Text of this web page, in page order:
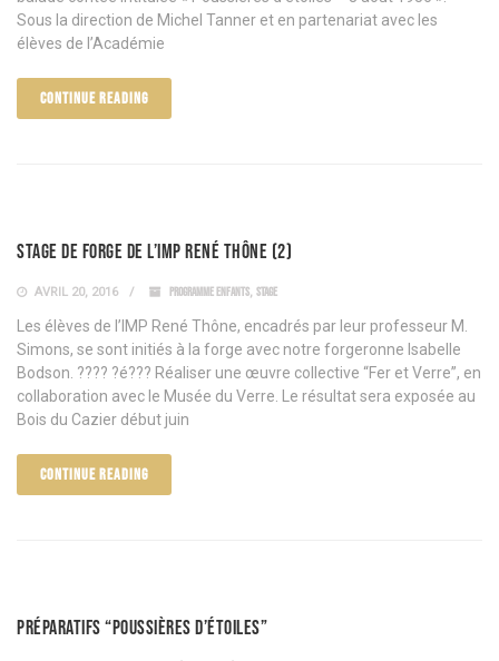
Sous la direction de Michel Tanner et en partenariat avec les
élèves de l’Académie
CONTINUE READING
Stage de forge de l’IMP René Thône (2)
AVRIL 20, 2016 PROGRAMME ENFANTS, STAGE
Les élèves de l’IMP René Thône, encadrés par leur professeur M.
Simons, se sont initiés à la forge avec notre forgeronne Isabelle
Bodson. ???? ?é??? Réaliser une œuvre collective “Fer et Verre”, en
collaboration avec le Musée du Verre. Le résultat sera exposée au
Bois du Cazier début juin
CONTINUE READING
Préparatifs “Poussières d’étoiles”